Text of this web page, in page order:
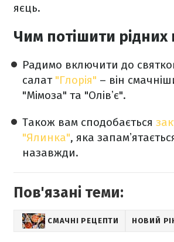
яєць.
Чим потішити рідних
Радимо включити до
салат "Глорія" – він
"Мімоза" та "Олівʼє".
Також вам сподобається
"Ялинка", яка
назавжди.
Пов'язані теми:
СМАЧНІ РЕЦЕПТИ НОВИЙ